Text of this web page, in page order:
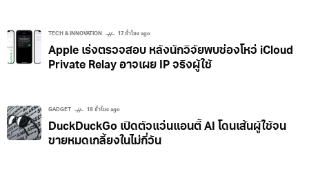
TECH & INNOVATION 17 ชั่วโมง ago
Apple เร่งตรวจสอบ หลังนักวิจัยพบช่องโหว่ iCloud
Private Relay อาจเผย IP จริงผู้ใช้
GADGET 18 ชั่วโมง ago
DuckDuckGo เปิดตัวแว่นแอนตี้ AI โดนเส้นผู้ใช้จน
ขายหมดเกลี้ยงในไม่กี่วัน